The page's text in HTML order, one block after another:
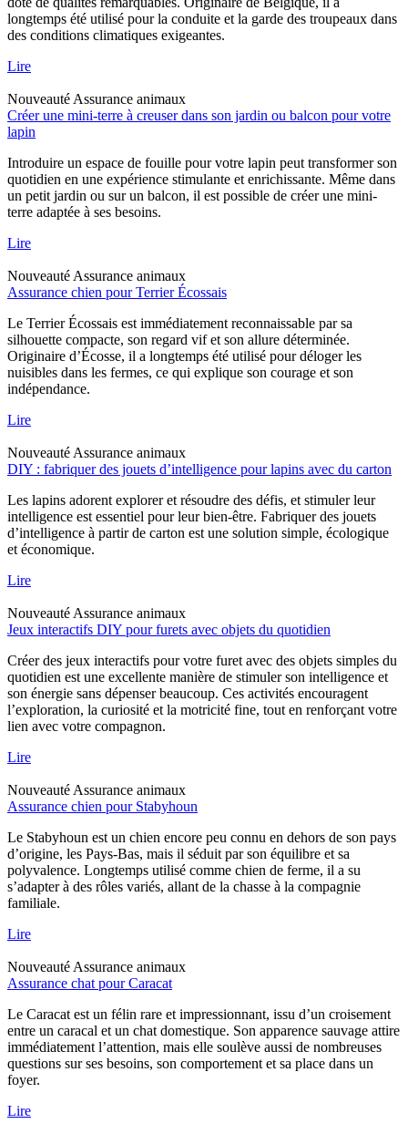
longtemps été utilisé pour la conduite et la garde des troupeaux dans
des conditions climatiques exigeantes.
Lire
Nouveauté Assurance animaux
Créer une mini-terre à creuser dans son jardin ou balcon pour votre
lapin
Introduire un espace de fouille pour votre lapin peut transformer son
quotidien en une expérience stimulante et enrichissante. Même dans
un petit jardin ou sur un balcon, il est possible de créer une mini-
terre adaptée à ses besoins.
Lire
Nouveauté Assurance animaux
Assurance chien pour Terrier Écossais
Le Terrier Écossais est immédiatement reconnaissable par sa
silhouette compacte, son regard vif et son allure déterminée.
Originaire d’Écosse, il a longtemps été utilisé pour déloger les
nuisibles dans les fermes, ce qui explique son courage et son
indépendance.
Lire
Nouveauté Assurance animaux
DIY : fabriquer des jouets d’intelligence pour lapins avec du carton
Les lapins adorent explorer et résoudre des défis, et stimuler leur
intelligence est essentiel pour leur bien-être. Fabriquer des jouets
d’intelligence à partir de carton est une solution simple, écologique
et économique.
Lire
Nouveauté Assurance animaux
Jeux interactifs DIY pour furets avec objets du quotidien
Créer des jeux interactifs pour votre furet avec des objets simples du
quotidien est une excellente manière de stimuler son intelligence et
son énergie sans dépenser beaucoup. Ces activités encouragent
l’exploration, la curiosité et la motricité fine, tout en renforçant votre
lien avec votre compagnon.
Lire
Nouveauté Assurance animaux
Assurance chien pour Stabyhoun
Le Stabyhoun est un chien encore peu connu en dehors de son pays
d’origine, les Pays-Bas, mais il séduit par son équilibre et sa
polyvalence. Longtemps utilisé comme chien de ferme, il a su
s’adapter à des rôles variés, allant de la chasse à la compagnie
familiale.
Lire
Nouveauté Assurance animaux
Assurance chat pour Caracat
Le Caracat est un félin rare et impressionnant, issu d’un croisement
entre un caracal et un chat domestique. Son apparence sauvage attire
immédiatement l’attention, mais elle soulève aussi de nombreuses
questions sur ses besoins, son comportement et sa place dans un
foyer.
Lire